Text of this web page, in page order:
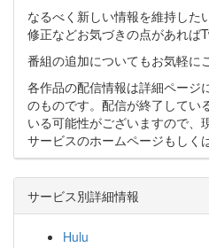
なるべく新しい情報を維持した
修正などお気づきの点があれば
番組の追加についてもお気軽に
各作品の配信情報は詳細ページ
のものです。配信が終了してい
いる可能性がございますので、
サービスのホームページもしく
サービス別詳細情報